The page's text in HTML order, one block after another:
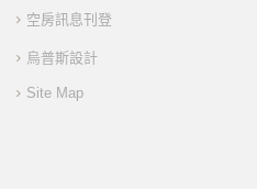
空房訊息刊登
烏普斯設計
Site Map